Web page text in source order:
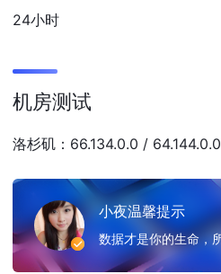
24小时
机房测试
洛杉矶：66.134.0.0 /
小夜温馨提示
数据才是你的生命，